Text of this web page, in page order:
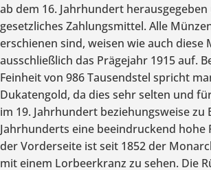
ab dem 16. Jahrhundert
gesetzliches Zahlungsmittel. Alle
erschienen sind, weisen wie auch diese
ausschließlich das Prägejahr 1915 auf.
Feinheit von 986 Tausendstel spricht
Dukatengold, da dies sehr selten und
im 19. Jahrhundert beziehungsweise zu
Jahrhunderts eine beeindruckend hohe
der Vorderseite ist seit 1852 der
mit einem Lorbeerkranz zu sehen. Die